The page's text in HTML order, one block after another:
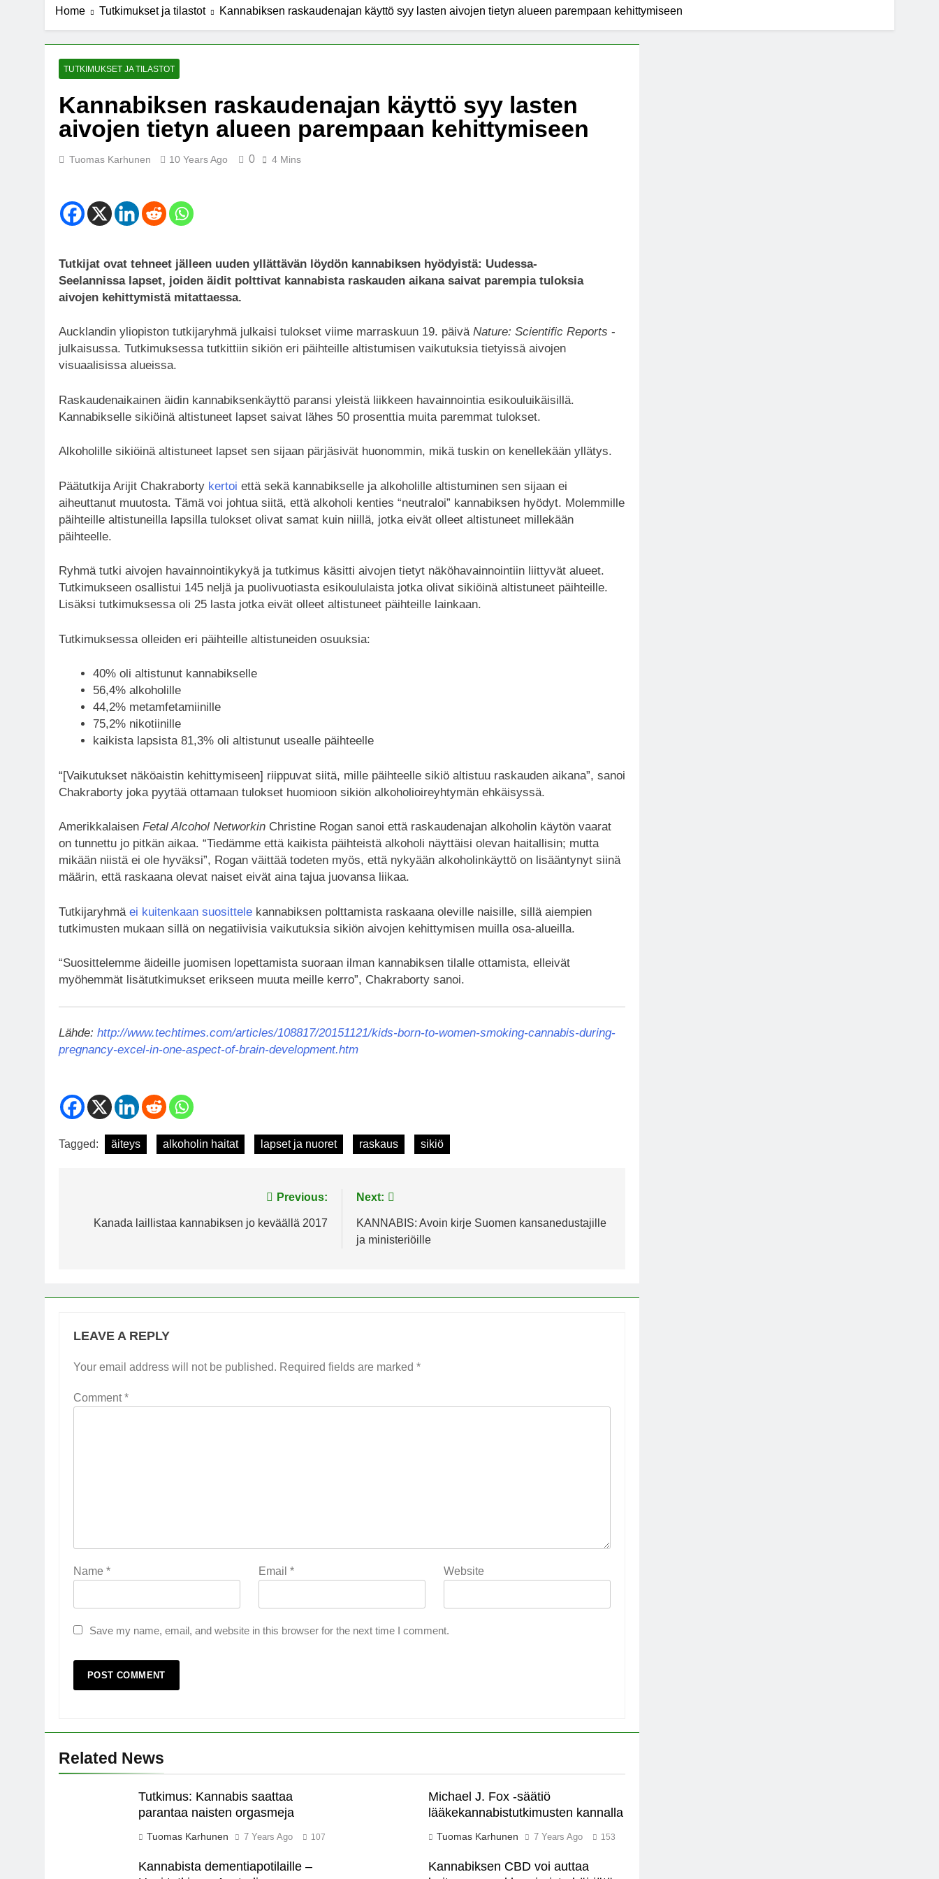
7 Years Ago
Michael J. Fox -säätiö lääkekannabistutkimusten kannalla
Meksiko äänestää kannabiksen viihdekäytön laillistamisesta
Home Tutkimukset ja tilastot Kannabiksen raskaudenajan käyttö syy lasten aivojen tietyn alueen parempaan kehittymiseen
TUTKIMUKSET JA TILASTOT
Kannabiksen raskaudenajan käyttö syy lasten
aivojen tietyn alueen parempaan kehittymiseen
Tuomas Karhunen 10 Years Ago 0 4 Mins
Tutkijat ovat tehneet jälleen uuden yllättävän löydön kannabiksen hyödyistä: Uudessa-
Seelannissa lapset, joiden äidit polttivat kannabista raskauden aikana saivat parempia tuloksia
aivojen kehittymistä mitattaessa.
Aucklandin yliopiston tutkijaryhmä julkaisi tulokset viime marraskuun 19. päivä Nature: Scientific Reports -
julkaisussa. Tutkimuksessa tutkittiin sikiön eri päihteille altistumisen vaikutuksia tietyissä aivojen
visuaalisissa alueissa.
Raskaudenaikainen äidin kannabiksenkäyttö paransi yleistä liikkeen havainnointia esikouluikäisillä.
Kannabikselle sikiöinä altistuneet lapset saivat lähes 50 prosenttia muita paremmat tulokset.
Alkoholille sikiöinä altistuneet lapset sen sijaan pärjäsivät huonommin, mikä tuskin on kenellekään yllätys.
Päätutkija Arijit Chakraborty kertoi että sekä kannabikselle ja alkoholille altistuminen sen sijaan ei
aiheuttanut muutosta. Tämä voi johtua siitä, että alkoholi kenties “neutraloi” kannabiksen hyödyt. Molemmille
päihteille altistuneilla lapsilla tulokset olivat samat kuin niillä, jotka eivät olleet altistuneet millekään
päihteelle.
Ryhmä tutki aivojen havainnointikykyä ja tutkimus käsitti aivojen tietyt näköhavainnointiin liittyvät alueet.
Tutkimukseen osallistui 145 neljä ja puolivuotiasta esikoululaista jotka olivat sikiöinä altistuneet päihteille.
Lisäksi tutkimuksessa oli 25 lasta jotka eivät olleet altistuneet päihteille lainkaan.
Tutkimuksessa olleiden eri päihteille altistuneiden osuuksia:
40% oli altistunut kannabikselle
56,4% alkoholille
44,2% metamfetamiinille
75,2% nikotiinille
kaikista lapsista 81,3% oli altistunut usealle päihteelle
“[Vaikutukset näköaistin kehittymiseen] riippuvat siitä, mille päihteelle sikiö altistuu raskauden aikana”, sanoi
Chakraborty joka pyytää ottamaan tulokset huomioon sikiön alkoholioireyhtymän ehkäisyssä.
Amerikkalaisen Fetal Alcohol Networkin Christine Rogan sanoi että raskaudenajan alkoholin käytön vaarat
on tunnettu jo pitkän aikaa. “Tiedämme että kaikista päihteistä alkoholi näyttäisi olevan haitallisin; mutta
mikään niistä ei ole hyväksi”, Rogan väittää todeten myös, että nykyään alkoholinkäyttö on lisääntynyt siinä
määrin, että raskaana olevat naiset eivät aina tajua juovansa liikaa.
Tutkijaryhmä ei kuitenkaan suosittele kannabiksen polttamista raskaana oleville naisille, sillä aiempien
tutkimusten mukaan sillä on negatiivisia vaikutuksia sikiön aivojen kehittymisen muilla osa-alueilla.
“Suosittelemme äideille juomisen lopettamista suoraan ilman kannabiksen tilalle ottamista, elleivät
myöhemmät lisätutkimukset erikseen muuta meille kerro”, Chakraborty sanoi.
Lähde: http://www.techtimes.com/articles/108817/20151121/kids-born-to-women-smoking-cannabis-during-
pregnancy-excel-in-one-aspect-of-brain-development.htm
Tagged: äiteys alkoholin haitat lapset ja nuoret raskaus sikiö
navigation
Previous:
Kanada laillistaa kannabiksen jo keväällä 2017
Next:
KANNABIS: Avoin kirje Suomen kansanedustajille
ja ministeriöille
LEAVE A REPLY
Your email address will not be published. Required fields are marked *
Comment*
Name * Email* Website
Save my name, email, and website in this browser for the next time I comment.
Related News
Tutkimus: Kannabis saattaa
parantaa naisten orgasmeja
Tuomas Karhunen 7 Years Ago 107
Michael J. Fox -säätiö
lääkekannabistutkimusten kannalla
Tuomas Karhunen 7 Years Ago 153
Kannabista dementiapotilaille –
Kannabiksen CBD voi auttaa